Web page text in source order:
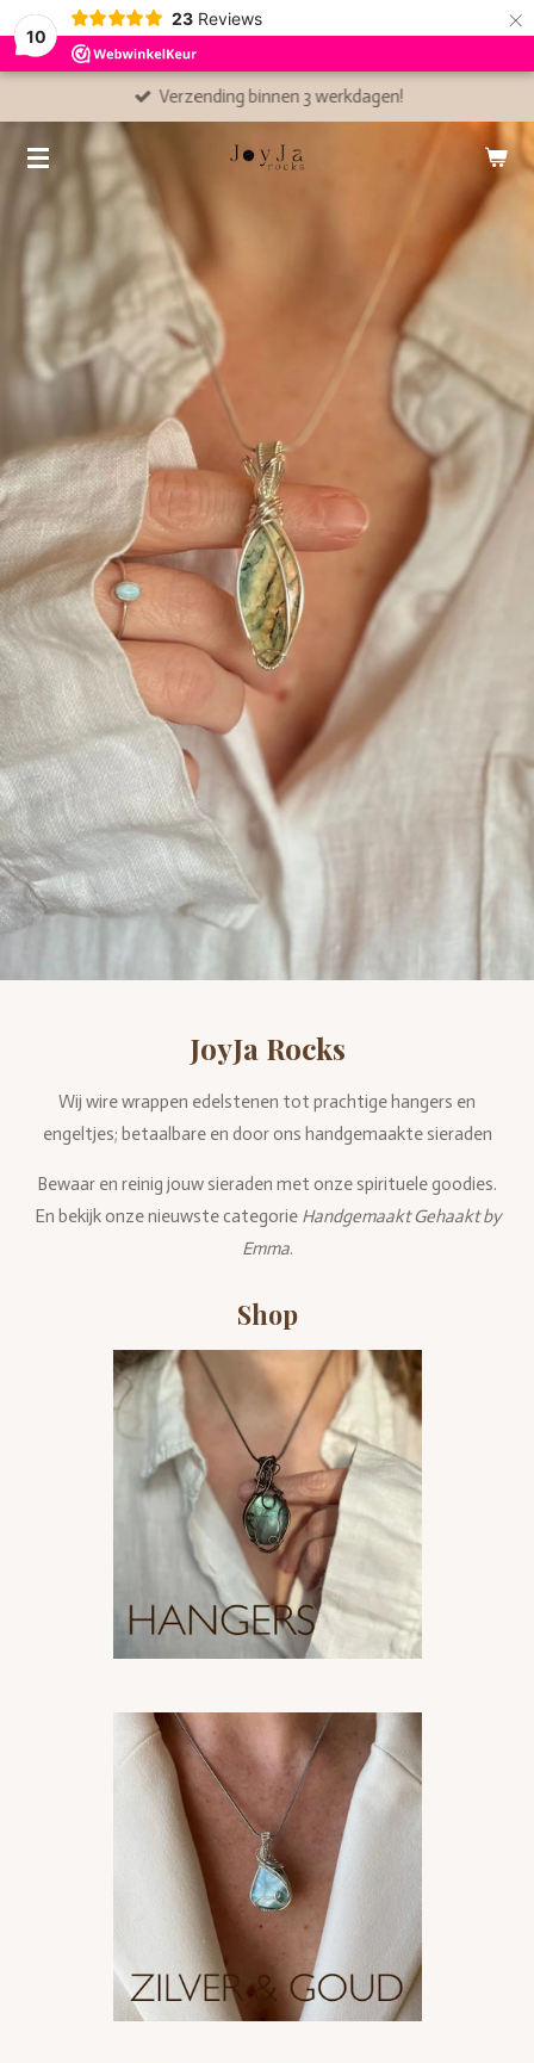
10
23 Reviews ×
Verzending binnen 3 werkdagen!
JoyJa Rocks
Wij wire wrappen edelstenen tot prachtige hangers en
engeltjes; betaalbare en door ons handgemaakte sieraden
Bewaar en reinig jouw sieraden met onze spirituele goodies.
En bekijk onze nieuwste categorie Handgemaakt Gehaakt by
Emma.
Shop